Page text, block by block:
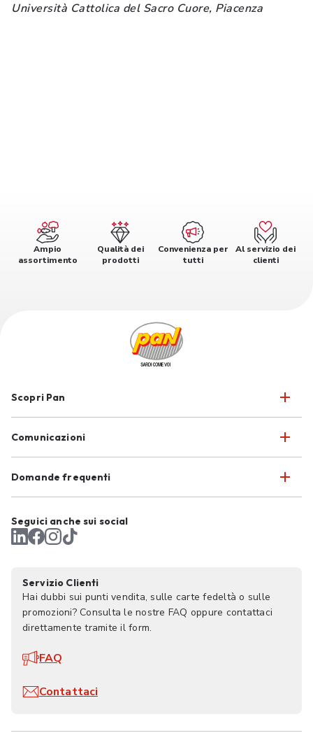
Università Cattolica del Sacro Cuore, Piacenza
Ampio
assortimento
Qualità dei
prodotti
Convenienza per
tutti
Al servizio dei
clienti
Scopri Pan
Comunicazioni
Domande frequenti
Seguici anche sui social
Servizio Clienti
Hai dubbi sui punti vendita, sulle carte fedeltà o sulle
promozioni? Consulta le nostre FAQ oppure contattaci
direttamente tramite il form.
FAQ
Contattaci